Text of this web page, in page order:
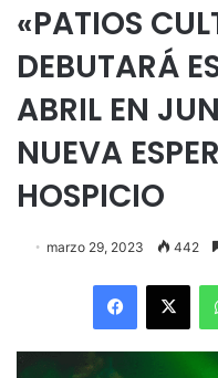
«PATIOS
DEBUTARÁ
ABRIL EN
NUEVA
HOSPICIO
marzo 29, 2023 442
Facebook
X